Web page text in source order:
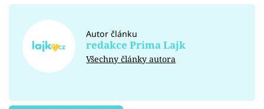
Autor článku
redakce Prima Lajk
Všechny články autora